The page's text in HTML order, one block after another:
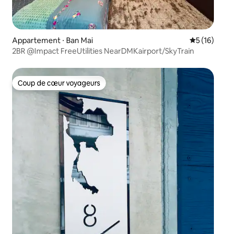
Appartement ⋅ Ban Mai
5 (16)
2BR @Impact FreeUtilities NearDMKairport/SkyTrain
Coup de cœur voyageurs
Coup de cœur voyageurs